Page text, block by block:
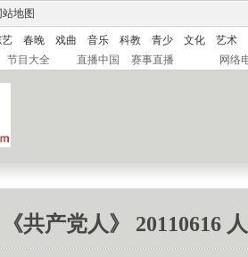
站地图
春晚 戏曲 音乐 科教 青少 文化
艺术
节目大全 直播中国 赛事直播 网络
《共产党人》